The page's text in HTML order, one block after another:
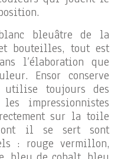
bleuâtre de la
bouteilles, tout est
l’élaboration que
Ensor conserve
utilise toujours des
impressionnistes
sur la toile
il se sert sont
: rouge vermillon,